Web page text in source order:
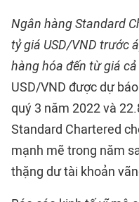
Ngân hàng Standard
tỷ giá USD/VND trước
hàng hóa đến từ giá
USD/VND được dự
quý 3 năm 2022 và
Standard Chartered
mạnh mẽ trong năm
thặng dư tài khoản